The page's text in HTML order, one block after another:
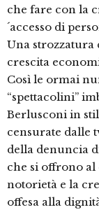
che fare con la
´accesso di
Una
crescita
Così le ormai
“spettacolini”
Berlusconi in
censurate dalle
della denuncia
che si offrono
notorietà e la
offesa alla